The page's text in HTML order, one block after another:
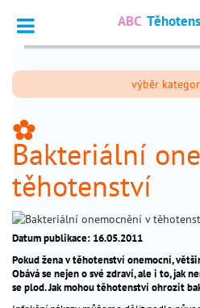
_ Dotazy
Výpočet
termínu
Fórum
čtenářů
nejčtenější
chci
ABC
výběr
_
Bakteriální
těhotenství
Datum publikace: 16.05.2011
Pokud žena v těhotenství onemocní,
Obává se nejen o své zdraví, ale i to, jak
se plod. Jak mohou těhotenství ohrozit